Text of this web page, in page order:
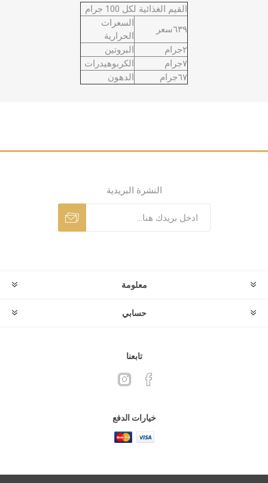
القيم الغذائية لكل 100 جرام
٦٣٩سعر
السعرات
الحرارية
٢جرام
البروتين
٧جرام
الكربوهيدرات
٦٧جرام
الدهون
النشرة البريدية
معلومة
حسابي
تابعنا
خيارات الدفع